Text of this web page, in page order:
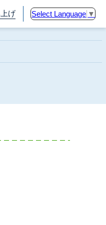
げ Select Language ▼